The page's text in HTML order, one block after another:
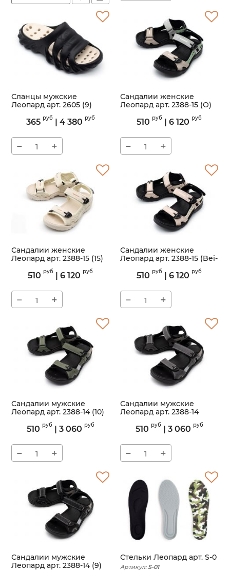
Сланцы мужские
Леопард арт. 2605 (9)
2605
365 руб| 4 380 руб
− +
Сандалии женские
Леопард арт. 2388-15 (O)
2388-15
510 руб | 6 120 руб
− +
Сандалии женские
Леопард арт. 2388-15 (15)
2388-15
510 руб | 6 120 руб
− +
Сандалии женские
Леопард арт. 2388-15 (Bei-
Артикул: 2388-15
510 руб | 6 120 руб
− +
Сандалии мужские
Леопард арт. 2388-14 (10)
2388-14
510 руб| 3 060 руб
− +
Сандалии мужские
Леопард арт. 2388-14
Артикул: 2388-14
510 руб| 3 060 руб
− +
Сандалии мужские
Леопард арт. 2388-14 (9)
Стельки Леопард арт. S-0
Артикул: S-01